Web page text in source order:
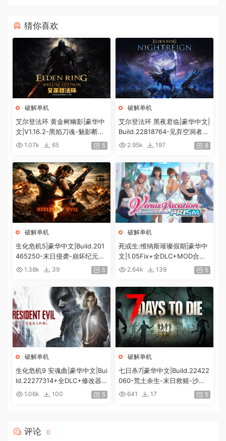
猜你喜欢
破解单机
艾尔登法环 黄金树幽影|豪华中
文|V1.16.2-黑焰刀魂-魅影断弦
+预购特典+全DLC+修改器|解
1.07k 65 5
破解单机
艾尔登法环 黑夜君临|豪华中文|
Build.22818764-见弃空洞者DL
C+预购特典+全DLC+修改器|解
2.95k 197 8
破解单机
生化危机5|豪华中文|Build.201
465250-末日侵袭-崩坏纪元
+预购特典+全DLC-解锁全内
1.38k 39 5
破解单机
死或生:维纳斯璀璨假期|豪华中
文|1.05Fix+全DLC+MOD合集
+预购特典|解压即撸|[12G/百
2.64k 139 5
破解单机
生化危机9 安魂曲|豪华中文|Bui
ld.22277314+全DLC+修改器|
解压即撸|[74G/百度]
1.06k 100 5
破解单机
七日杀7|豪华中文|Build.22422
060-荒土余生-末日救赎-沙盒
+全DLC|解压即撸|
641 17 5
评论 0